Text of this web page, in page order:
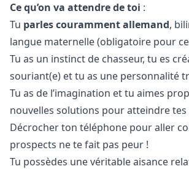
Ce qu’on va attendre de toi :
Tu parles couramment allemand,
langue maternelle (obligatoire pour
Tu as un instinct de chasseur, tu es
souriant(e) et tu as une personnalité
Tu as de l’imagination et tu aimes
nouvelles solutions pour atteindre
Décrocher ton téléphone pour aller
prospects ne te fait pas peur !
Tu possèdes une véritable aisance